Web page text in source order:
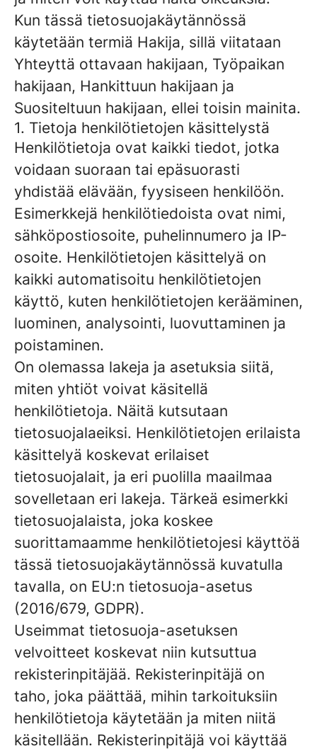
Kun tässä tietosuojakäytännössä
käytetään termiä Hakija, sillä viitataan
Yhteyttä ottavaan hakijaan, Työpaikan
hakijaan, Hankittuun hakijaan ja
Suositeltuun hakijaan, ellei toisin mainita.
1. Tietoja henkilötietojen käsittelystä
Henkilötietoja ovat kaikki tiedot, jotka
voidaan suoraan tai epäsuorasti
yhdistää elävään, fyysiseen henkilöön.
Esimerkkejä henkilötiedoista ovat nimi,
sähköpostiosoite, puhelinnumero ja IP-
osoite. Henkilötietojen käsittelyä on
kaikki automatisoitu henkilötietojen
käyttö, kuten henkilötietojen kerääminen,
luominen, analysointi, luovuttaminen ja
poistaminen.
On olemassa lakeja ja asetuksia siitä,
miten yhtiöt voivat käsitellä
henkilötietoja. Näitä kutsutaan
tietosuojalaeiksi. Henkilötietojen erilaista
käsittelyä koskevat erilaiset
tietosuojalait, ja eri puolilla maailmaa
sovelletaan eri lakeja. Tärkeä esimerkki
tietosuojalaista, joka koskee
suorittamaamme henkilötietojesi käyttöä
tässä tietosuojakäytännössä kuvatulla
tavalla, on EU:n tietosuoja-asetus
(2016/679, GDPR).
Useimmat tietosuoja-asetuksen
velvoitteet koskevat niin kutsuttua
rekisterinpitäjää. Rekisterinpitäjä on
taho, joka päättää, mihin tarkoituksiin
henkilötietoja käytetään ja miten niitä
käsitellään. Rekisterinpitäjä voi käyttää